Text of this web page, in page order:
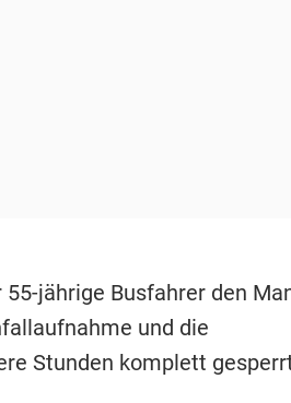
jährige Busfahrer den
und die
Stunden komplett